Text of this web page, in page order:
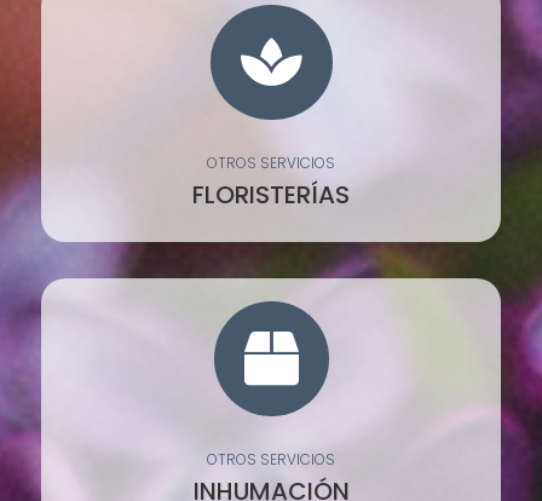

OTROS SERVICIOS
FLORISTERÍAS

OTROS SERVICIOS
INHUMACIÓN